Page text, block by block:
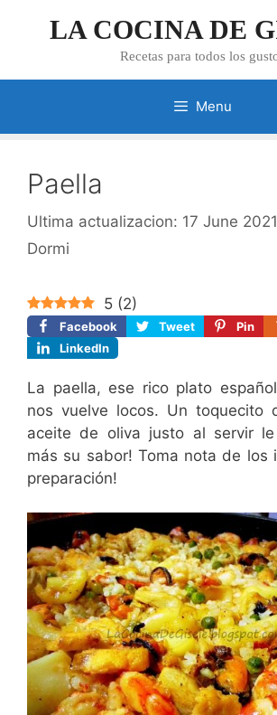
LA COCINA DE
Recetas para todos los
Menu
Paella
17 June 2021
Dormi
5 (2)
Facebook Tweet Pin
LinkedIn
La paella, ese rico plato
nos vuelve locos. Un toquecito
aceite de oliva justo al servir
más su sabor! Toma nota de los
preparación!